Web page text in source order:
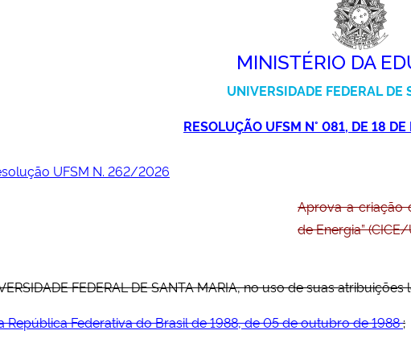
MINISTÉRIO DA
UNIVERSIDADE FEDERAL DE
RESOLUÇÃO UFSM N° 081, DE 18
UFSM N. 262/2026
Aprova a criação
de Energia”
FEDERAL DE SANTA MARIA, no uso de suas
República Federativa do Brasil de 1988, de 05 de outubro de 1988;